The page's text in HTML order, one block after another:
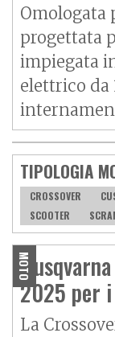
Omologata
progettata
impiegata
elettrico da
TIPOLOGIA
CROSSOVER
SCOOTER
MOTO
2025 per
La